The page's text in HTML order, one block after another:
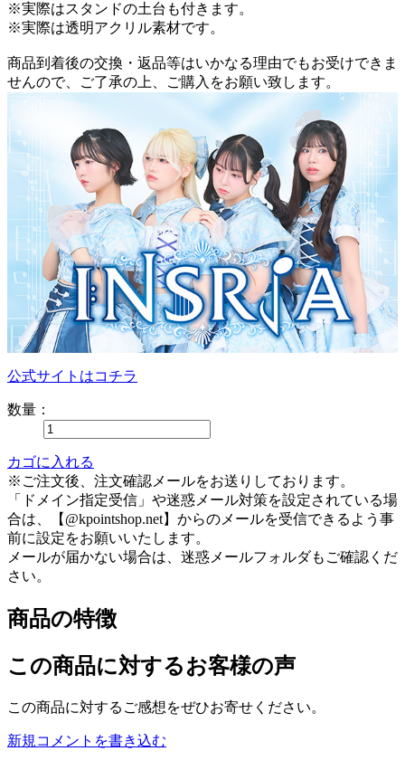
※実際はスタンドの土台も付きます。
※実際は透明アクリル素材です。
商品到着後の交換・返品等はいかなる理由でもお受けできま
せんので、ご了承の上、ご購入をお願い致します。
公式サイトはコチラ
数量：
カゴに入れる
※ご注文後、注文確認メールをお送りしております。
「ドメイン指定受信」や迷惑メール対策を設定されている場
合は、【@kpointshop.net】からのメールを受信できるよう事
前に設定をお願いいたします。
メールが届かない場合は、迷惑メールフォルダもご確認くだ
さい。
商品の特徴
この商品に対するお客様の声
この商品に対するご感想をぜひお寄せください。
新規コメントを書き込む